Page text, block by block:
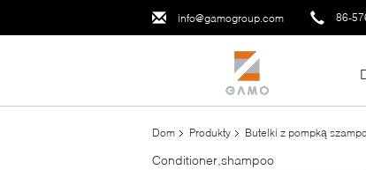
info@gamogroup.com 86-
Dom Produkty Butelki z pompką
Conditioner,shampoo